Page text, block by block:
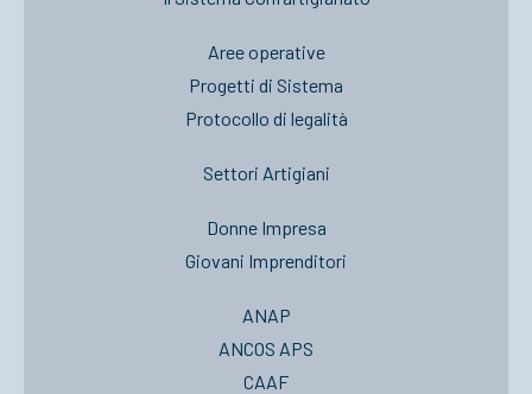
Aree operative
Progetti di Sistema
Protocollo di legalità
Settori Artigiani
Donne Impresa
Giovani Imprenditori
ANAP
ANCOS APS
CAAF